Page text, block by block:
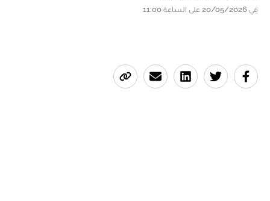
في 20/05/2026 على الساعة 11:00